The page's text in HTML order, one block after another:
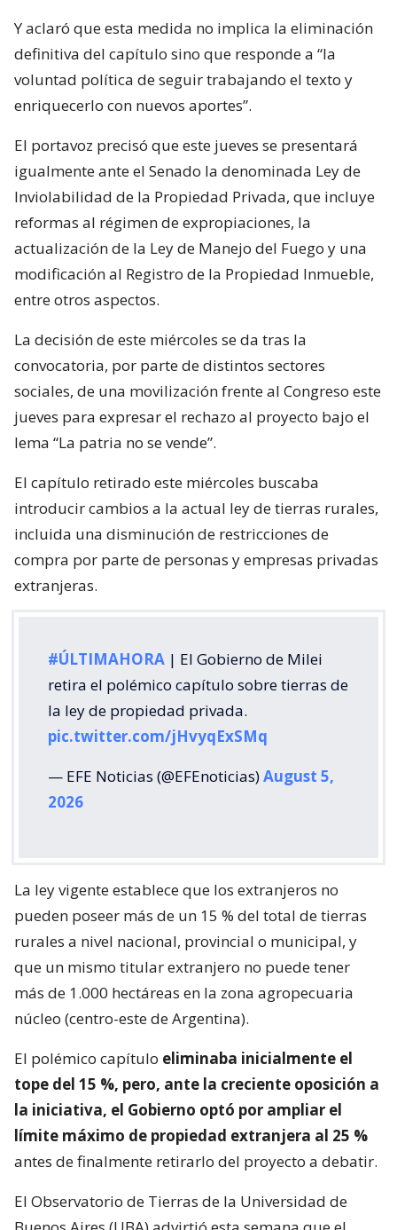
Y aclaró que esta medida no implica la eliminación
definitiva del capítulo sino que responde a “la
voluntad política de seguir trabajando el texto y
enriquecerlo con nuevos aportes”.
El portavoz precisó que este jueves se presentará
igualmente ante el Senado la denominada Ley de
Inviolabilidad de la Propiedad Privada, que incluye
reformas al régimen de expropiaciones, la
actualización de la Ley de Manejo del Fuego y una
modificación al Registro de la Propiedad Inmueble,
entre otros aspectos.
La decisión de este miércoles se da tras la
convocatoria, por parte de distintos sectores
sociales, de una movilización frente al Congreso este
jueves para expresar el rechazo al proyecto bajo el
lema “La patria no se vende”.
El capítulo retirado este miércoles buscaba
introducir cambios a la actual ley de tierras rurales,
incluida una disminución de restricciones de
compra por parte de personas y empresas privadas
extranjeras.
#ÚLTIMAHORA | El Gobierno de Milei
retira el polémico capítulo sobre tierras de
la ley de propiedad privada.
pic.twitter.com/jHvyqExSMq
— EFE Noticias (@EFEnoticias)August 5,
2026
La ley vigente establece que los extranjeros no
pueden poseer más de un 15 % del total de tierras
rurales a nivel nacional, provincial o municipal, y
que un mismo titular extranjero no puede tener
más de 1.000 hectáreas en la zona agropecuaria
núcleo (centro-este de Argentina).
El polémico capítulo eliminaba inicialmente el
tope del 15 %, pero, ante la creciente oposición a
la iniciativa, el Gobierno optó por ampliar el
límite máximo de propiedad extranjera al 25 %
antes de finalmente retirarlo del proyecto a debatir.
El Observatorio de Tierras de la Universidad de